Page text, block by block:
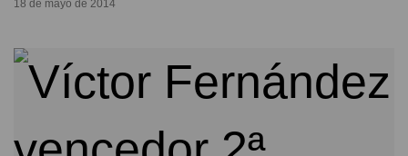
18 de mayo de 2014